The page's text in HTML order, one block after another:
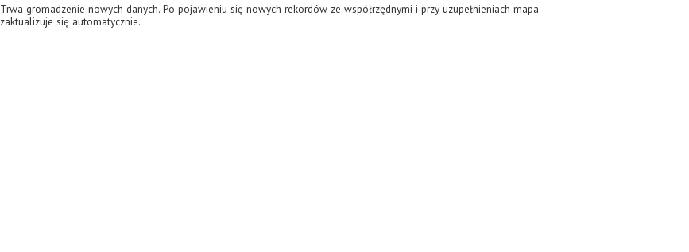
Trwa gromadzenie nowych danych. Po pojawieniu się nowych rekordów ze współrzędnymi i przy uzupełnieniach mapa
zaktualizuje się automatycznie.